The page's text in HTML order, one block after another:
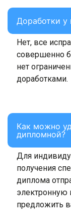
Доработки у
Нет, все
совершенно
нет
доработками.
Как можно
дипломной?
Для
получения
диплома
электронную
предложить